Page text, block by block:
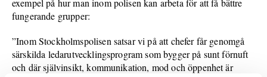
exempel på hur man inom polisen kan arbeta för att få bättre
fungerande grupper:
”Inom Stockholmspolisen satsar vi på att chefer får genomgå
särskilda ledarutvecklingsprogram som bygger på sunt förnuft
och där självinsikt, kommunikation, mod och öppenhet är